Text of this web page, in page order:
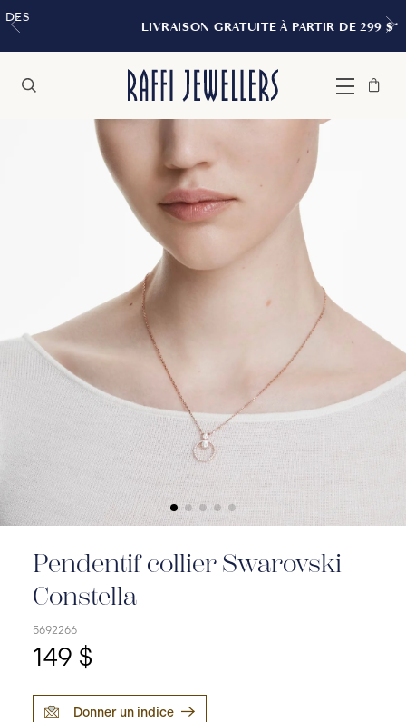
LIVRAISON GRATUITE À PARTIR DE 299 $*
Menu
Sac
Fermer
Pendentif collier Swarovski
Constella
5692266
149 $
Donner un indice